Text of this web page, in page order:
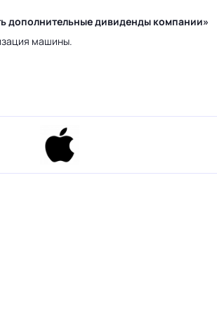
дополнительные дивиденды компании»
машины.